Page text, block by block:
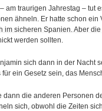
am traurigen Jahrestag – tut
ähneln. Er hatte schon
im sicheren Spanien. Aber
werden sollten.
sich dann in der Nacht
ein Gesetz sein, das
dann die anderen Personen
sich, obwohl die Zeiten